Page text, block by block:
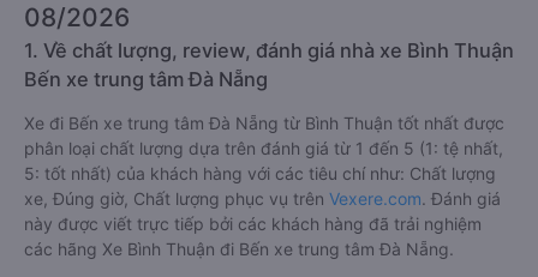
08/2026
1. Về chất lượng, review, đánh giá nhà xe Bình Thuận
Bến xe trung tâm Đà Nẵng
Xe đi Bến xe trung tâm Đà Nẵng từ Bình Thuận tốt nhất được
phân loại chất lượng dựa trên đánh giá từ 1 đến 5 (1: tệ nhất,
5: tốt nhất) của khách hàng với các tiêu chí như: Chất lượng
xe, Đúng giờ, Chất lượng phục vụ trên Vexere.com. Đánh giá
này được viết trực tiếp bởi các khách hàng đã trải nghiệm
các hãng Xe Bình Thuận đi Bến xe trung tâm Đà Nẵng.